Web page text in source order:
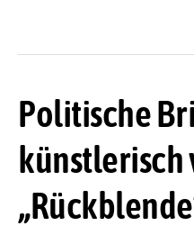
Politische
künstlerisch